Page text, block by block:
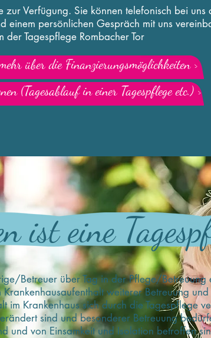
zur Verfügung. Sie können telefonisch bei
einem persönlichen Gespräch mit uns
der Tagespflege Rombacher Tor
über die Finanzierungsmöglichkeiten >
(Tagesablauf in einer Tagespflege etc.) >
ist eine
Betreuer über Tag in der Pflege/Betreuung
weiterer Betreuung und
Krankenhaus sich durch die Tagespflege
sind und besonderer Betreuung
von Einsamkeit und Isolation betroffen